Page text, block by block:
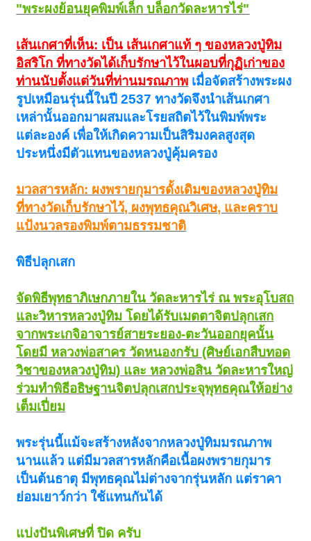
"พระผงย้อนยุคพิมพ์เล็ก บล็อกวัดละหารไร่"
เส้นเกศาที่เห็น: เป็น เส้นเกศาแท้ ๆ ของหลวงปู่ทิม
อิสริโก ที่ทางวัดได้เก็บรักษาไว้ในผอบที่กุฏิเก่าของ
ท่านนับตั้งแต่วันที่ท่านมรณภาพ เมื่อจัดสร้างพระผง
รูปเหมือนรุ่นนี้ในปี 2537 ทางวัดจึงนำเส้นเกศา
เหล่านั้นออกมาผสมและโรยสถิตไว้ในพิมพ์พระ
แต่ละองค์ เพื่อให้เกิดความเป็นสิริมงคลสูงสุด
ประหนึ่งมีตัวแทนของหลวงปู่คุ้มครอง
มวลสารหลัก: ผงพรายกุมารดั้งเดิมของหลวงปู่ทิม
ที่ทางวัดเก็บรักษาไว้, ผงพุทธคุณวิเศษ, และคราบ
แป้งนวลรองพิมพ์ตามธรรมชาติ
พิธีปลุกเสก
จัดพิธีพุทธาภิเษกภายใน วัดละหารไร่ ณ พระอุโบสถ
และวิหารหลวงปู่ทิม โดยได้รับเมตตาจิตปลุกเสก
จากพระเกจิอาจารย์สายระยอง-ตะวันออกยุคนั้น
โดยมี หลวงพ่อสาคร วัดหนองกรับ (ศิษย์เอกสืบทอด
วิชาของหลวงปู่ทิม) และ หลวงพ่อสิน วัดละหารใหญ่
ร่วมทำพิธีอธิษฐานจิตปลุกเสกประจุพุทธคุณให้อย่าง
เต็มเปี่ยม
พระรุ่นนี้แม้จะสร้างหลังจากหลวงปู่ทิมมรณภาพ
นานแล้ว แต่มีมวลสารหลักคือเนื้อผงพรายกุมาร
เป็นต้นธาตุ มีพุทธคุณไม่ต่างจากรุ่นหลัก แต่ราคา
ย่อมเยาว์กว่า ใช้แทนกันได้
แบ่งปันพิเศษที่ ปิด ครับ